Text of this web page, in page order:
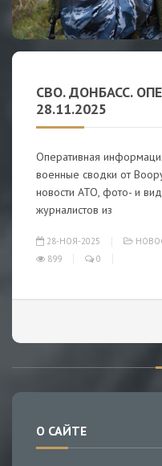
СВО. ДОНБАСС.
28.11.2025
Оперативная
военные сводки от
новости АТО, фото- и
журналистов из
28-НОЯ-2025
899
0
О САЙТЕ